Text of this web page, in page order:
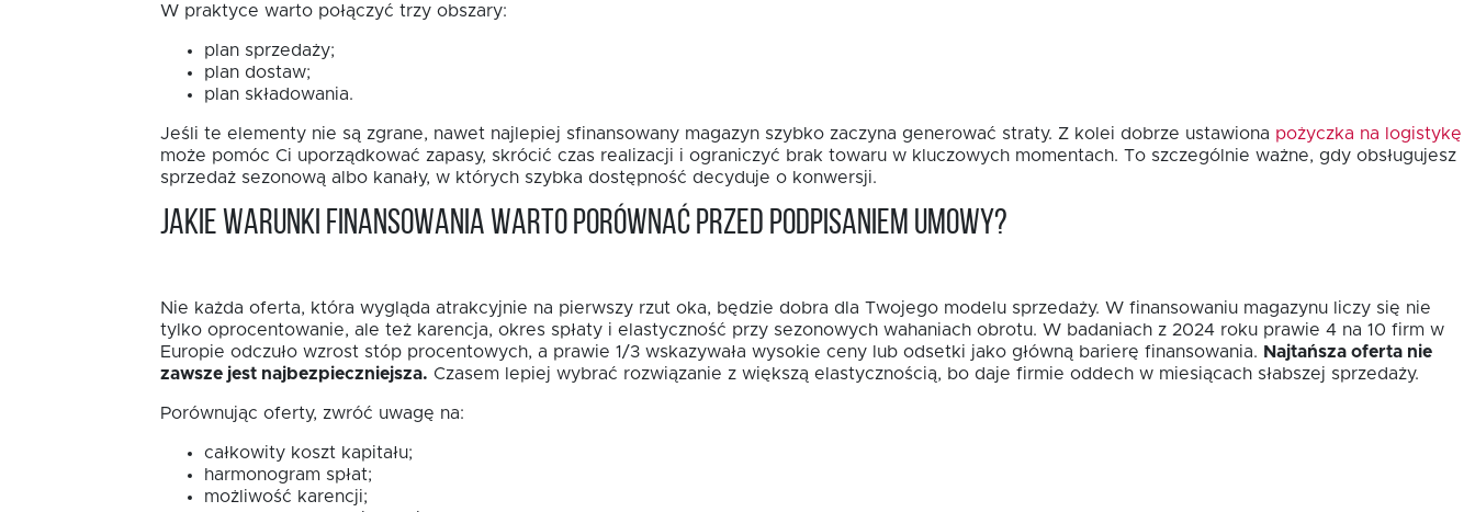
W praktyce warto połączyć trzy obszary:
plan sprzedaży;
plan dostaw;
plan składowania.
Jeśli te elementy nie są zgrane, nawet najlepiej sfinansowany magazyn szybko zaczyna generować straty. Z kolei dobrze ustawiona pożyczka na logistykę
może pomóc Ci uporządkować zapasy, skrócić czas realizacji i ograniczyć brak towaru w kluczowych momentach. To szczególnie ważne, gdy obsługujesz
sprzedaż sezonową albo kanały, w których szybka dostępność decyduje o konwersji.
Jakie warunki finansowania warto porównać przed podpisaniem umowy?
Nie każda oferta, która wygląda atrakcyjnie na pierwszy rzut oka, będzie dobra dla Twojego modelu sprzedaży. W finansowaniu magazynu liczy się nie
tylko oprocentowanie, ale też karencja, okres spłaty i elastyczność przy sezonowych wahaniach obrotu. W badaniach z 2024 roku prawie 4 na 10 firm w
Europie odczuło wzrost stóp procentowych, a prawie 1/3 wskazywała wysokie ceny lub odsetki jako główną barierę finansowania. Najtańsza oferta nie
zawsze jest najbezpieczniejsza. Czasem lepiej wybrać rozwiązanie z większą elastycznością, bo daje firmie oddech w miesiącach słabszej sprzedaży.
Porównując oferty, zwróć uwagę na:
całkowity koszt kapitału;
harmonogram spłat;
możliwość karencji;